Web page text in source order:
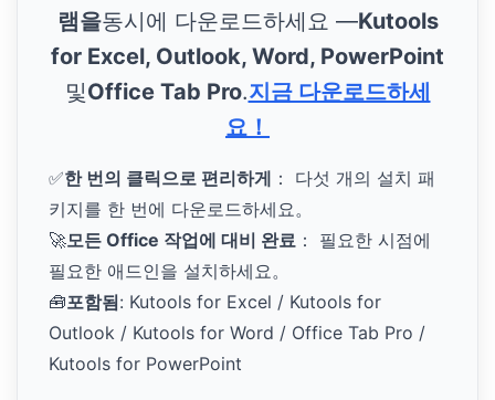
램을동시에 다운로드하세요 —Kutools
for Excel, Outlook, Word, PowerPoint
및Office Tab Pro.지금 다운로드하세
요！
✅한 번의 클릭으로 편리하게 ： 다섯 개의 설치 패
키지를 한 번에 다운로드하세요。
🚀모든 Office 작업에 대비 완료 ： 필요한 시점에
필요한 애드인을 설치하세요。
🧰포함됨: Kutools for Excel / Kutools for
Outlook / Kutools for Word / Office Tab Pro /
Kutools for PowerPoint